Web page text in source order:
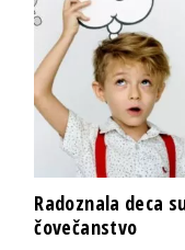
Radoznala deca
čovečanstvo